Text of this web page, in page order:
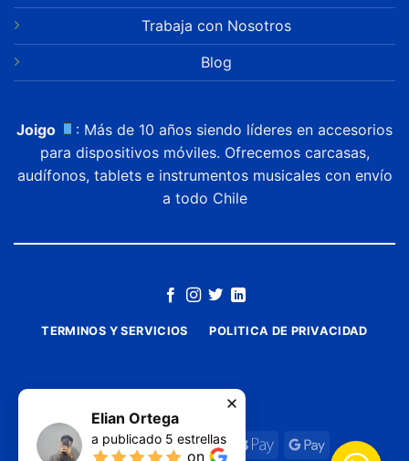
Trabaja con Nosotros
Blog
Joigo
: Más de 10 años siendo líderes en accesorios
para dispositivos móviles. Ofrecemos carcasas,
audífonos, tablets e instrumentos musicales con envío
a todo Chile
TERMINOS Y SERVICIOS POLITICA DE PRIVACIDAD
Elian Ortega
a publicado 5 estrellas
on